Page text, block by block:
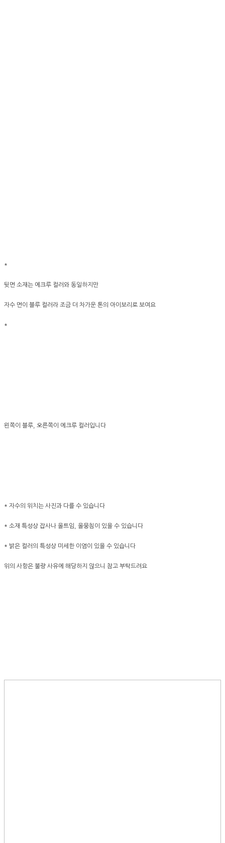
*
뒷면 소재는 에크루 컬러와 동일하지만
자수 면이 블루 컬러라 조금 더 차가운 톤의 아이보리로 보여요
*
왼쪽이 블루, 오른쪽이 에크루 컬러입니다
* 자수의 위치는 사진과 다를 수 있습니다
* 소재 특성상 잡사나 올트임, 올뭉침이 있을 수 있습니다
* 밝은 컬러의 특성상 미세한 이염이 있을 수 있습니다
위의 사항은 불량 사유에 해당하지 않으니 참고 부탁드려요